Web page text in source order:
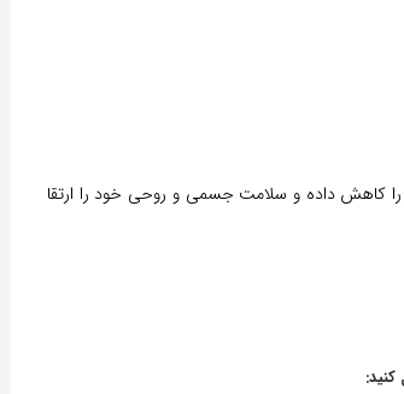
را کاهش داده و سلامت جسمی و روحی خود را ارتقا